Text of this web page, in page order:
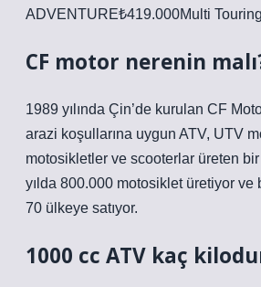
ADVENTURE₺419.000Multi
CF motor nerenin
1989 yılında Çin’de kurulan CF
arazi koşullarına uygun ATV, UTV
motosikletler ve scooterlar üreten bir
yılda 800.000 motosiklet üretiyor ve
70 ülkeye satıyor.
1000 cc ATV kaç